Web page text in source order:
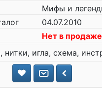
Мифы и
04.07.2010
Нет в продаже
нитки, игла, схема,